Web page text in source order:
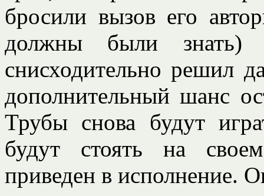
бросили вызов его
должны были знать)
снисходительно решил
дополнительный шанс
Трубы снова будут
будут стоять на
приведен в исполнение.